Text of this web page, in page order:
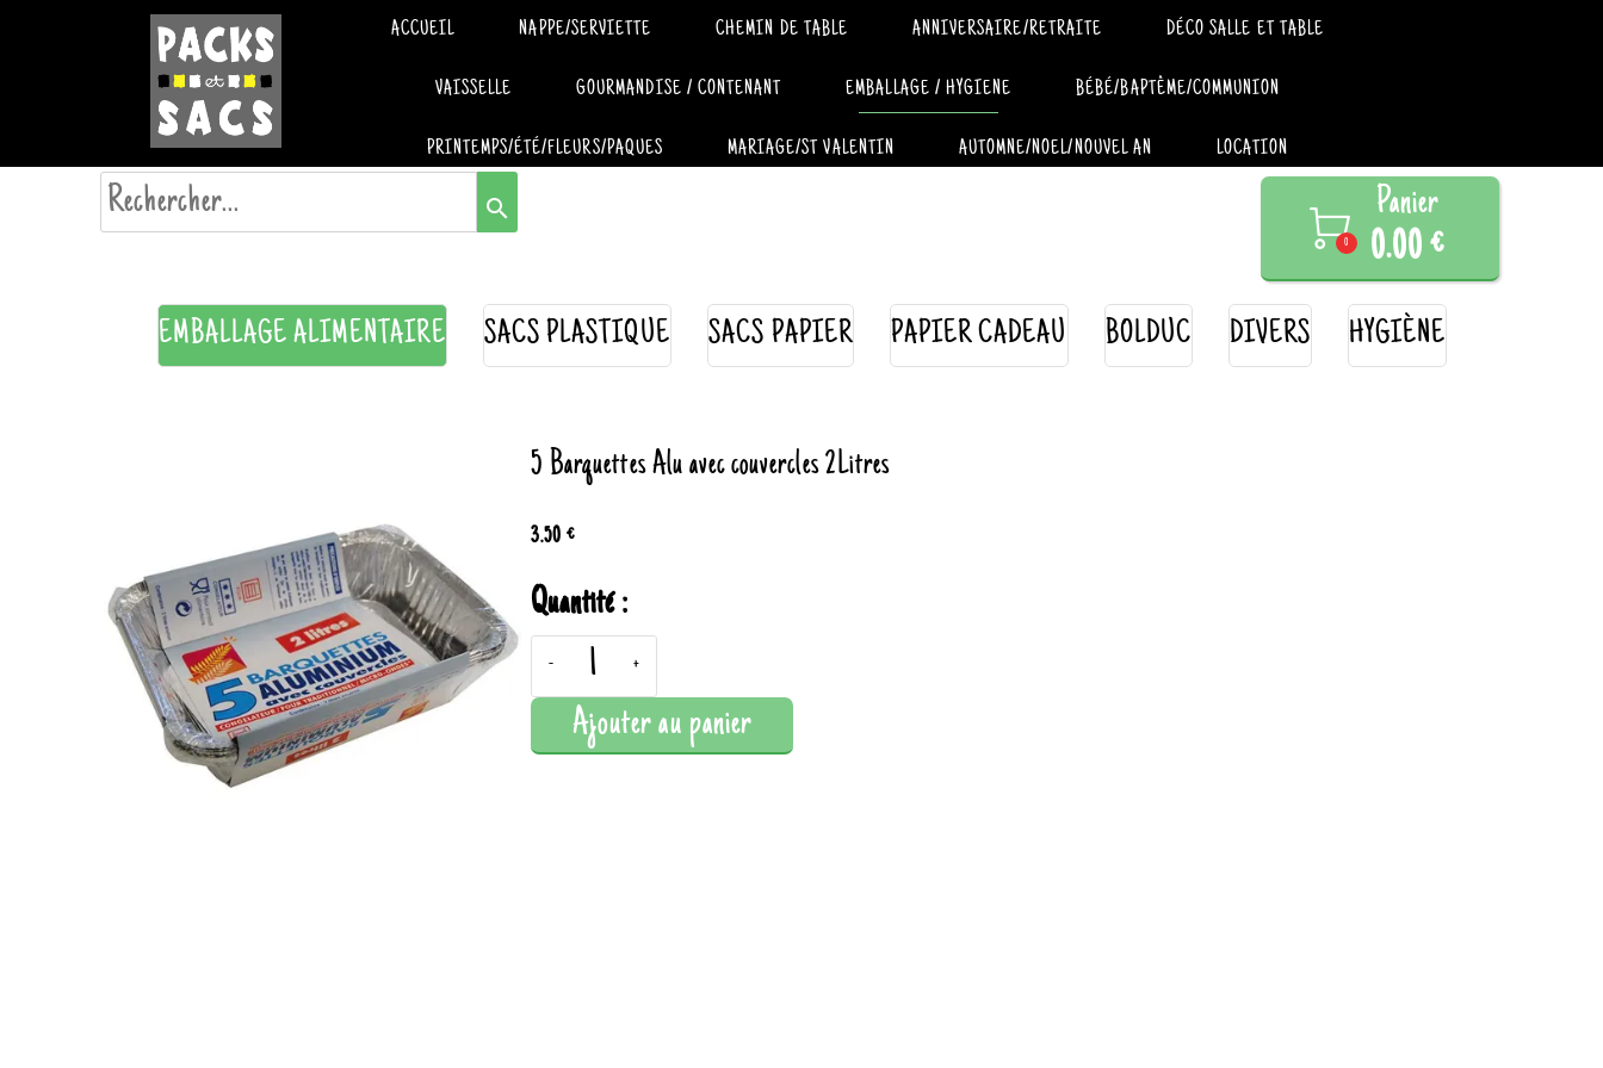
ACCUEIL NAPPE/SERVIETTE CHEMIN DE TABLE ANNIVERSAIRE/RETRAITE DÉCO SALLE ET TABLE
VAISSELLE GOURMANDISE / CONTENANT EMBALLAGE / HYGIENE BÉBÉ/BAPTÊME/COMMUNION
PRINTEMPS/ÉTÉ/FLEURS/PAQUES MARIAGE/ST VALENTIN AUTOMNE/NOEL/NOUVEL AN LOCATION
search 
0
Panier
0.00 €
EMBALLAGE ALIMENTAIRE SACS PLASTIQUE SACS PAPIER PAPIER CADEAU BOLDUC DIVERS HYGIÈNE
5 Barquettes Alu avec couvercles 2Litres
3.50 €
Quantité :
- +
Ajouter au panier